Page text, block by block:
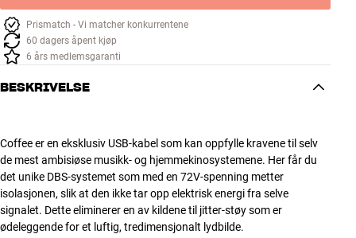
TILBUD
Kundeservice
Bygg med lyd
Prismatch - Vi matcher konkurrentene
60 dagers åpent kjøp
6 års medlemsgaranti
BESKRIVELSE
Coffee er en eksklusiv USB-kabel som kan oppfylle kravene til selv
de mest ambisiøse musikk- og hjemmekinosystemene. Her får du
det unike DBS-systemet som med en 72V-spenning metter
isolasjonen, slik at den ikke tar opp elektrisk energi fra selve
signalet. Dette eliminerer en av kildene til jitter-støy som er
ødeleggende for et luftig, tredimensjonalt lydbilde.